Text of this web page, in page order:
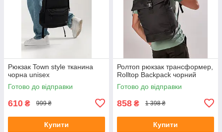
Рюкзак Town style тканина
чорна unisex
Готово до відправки
610 ₴ 999 ₴
Купити
Ролтоп рюкзак трансформер,
Rolltop Backpack чорний
Готово до відправки
858 ₴ 1 398 ₴
Купити